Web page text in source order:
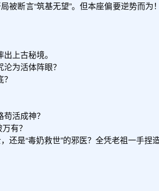
断言“筑基无望”。但本座偏要逆势而为
上古秘境。
为活体阵眼？
活成神？
有？
是“毒奶救世”的邪医？全凭老祖一手捏造